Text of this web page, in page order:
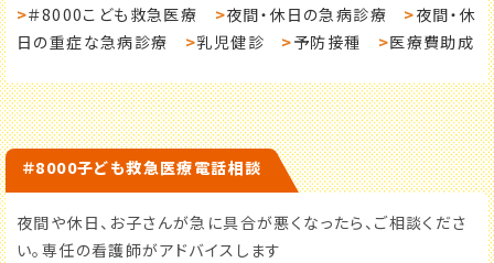
生まれたら
子育て
相談窓口
こどもの
一時預かり
>＃8000こども救急医療 >夜間・休日の急病診療 >夜間・休
日の重症な急病診療
>乳児健診 >予防接種 >医療費助成
＃8000子ども救急医療電話相談
夜間や休日、お子さんが急に具合が悪くなったら、ご相談くださ
い。専任の看護師がアドバイスします